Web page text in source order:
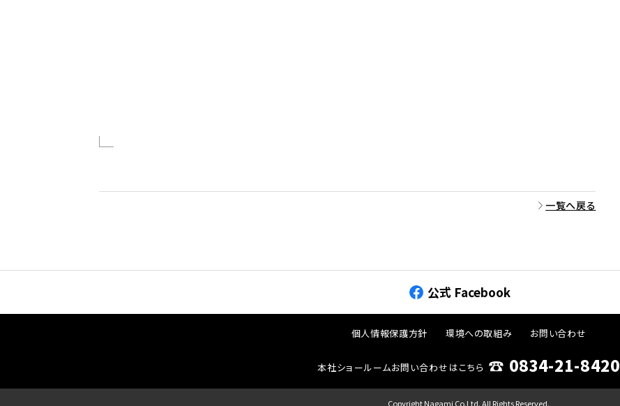
一覧へ戻る
公式 Facebook
個人情報保護方針 環境への取組み お問い合わせ
本社ショールームお問い合わせはこちら ☎︎ 0834-21-8420
Copyright Nagami Co.Ltd. All Rights Reserved.